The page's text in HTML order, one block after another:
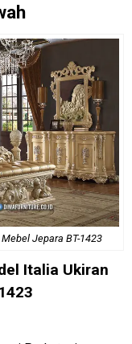
Jepara BT-1423
Italia Ukiran